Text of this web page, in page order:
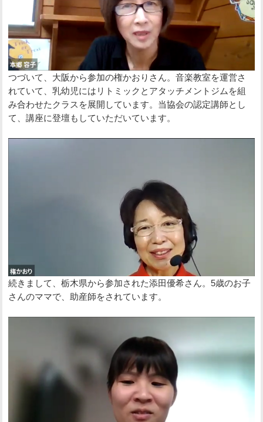
つづいて、大阪から参加の権かおりさん。音楽教室を運営さ
れていて、乳幼児にはリトミックとアタッチメントジムを組
み合わせたクラスを展開しています。当協会の認定講師とし
て、講座に登壇もしていただいています。
続きまして、栃木県から参加された添田優希さん。5歳のお子
さんのママで、助産師をされています。